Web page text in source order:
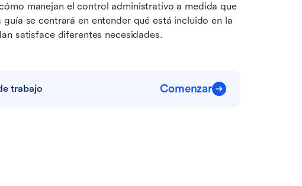
manejan el control administrativo a medida que
se centrará en entender qué está incluido en la
satisface diferentes necesidades.
trabajo Comenzar